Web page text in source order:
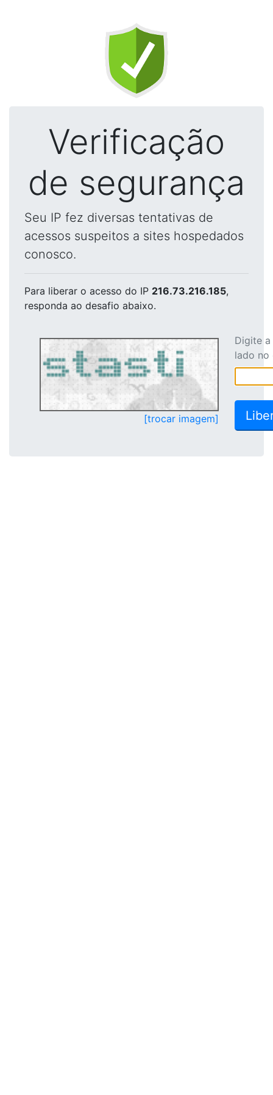
Verificação
de segurança
Seu IP fez diversas tentativas de
acessos suspeitos a sites hospedados
conosco.
Para liberar o acesso do IP 216.73.216.185,
responda ao desafio abaixo.
[trocar imagem]
Digite
lado no